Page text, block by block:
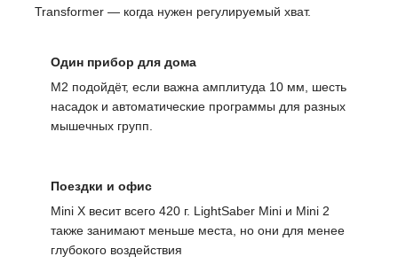
Transformer — когда нужен регулируемый хват.
Один прибор для дома
M2 подойдёт, если важна амплитуда 10 мм, шесть
насадок и автоматические программы для разных
мышечных групп.
Поездки и офис
Mini X весит всего 420 г. LightSaber Mini и Mini 2
также занимают меньше места, но они для менее
глубокого воздействия